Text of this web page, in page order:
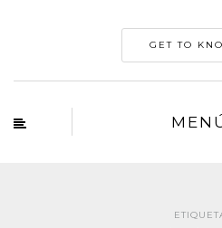
GET TO